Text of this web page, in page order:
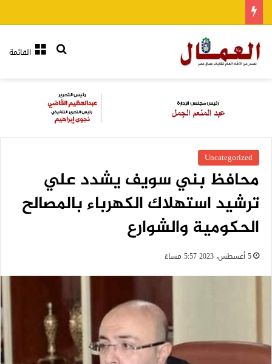
القائمةبحث عن
Uncategorized
محافظ بني سويف يشدد علي
ترشيد استهلاك الكهرباء بالمصالح
الحكومية والشوارع
5 أغسطس، 2023 5:57 مساءً